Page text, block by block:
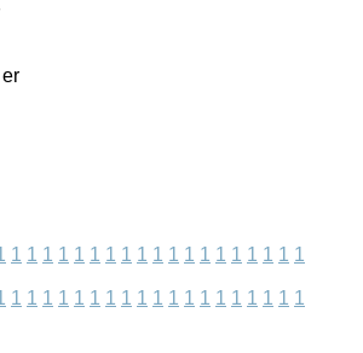
1 1 1 1 1 1 1 1 1 1 1 1 1 1 1 1 1 1 1
1 1 1 1 1 1 1 1 1 1 1 1 1 1 1 1 1 1 1